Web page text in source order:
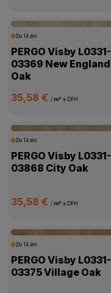
Do 14 dní
PERGO Visby L0331-
03369 New England
Oak
35,58 €/ m² s DPH
Do 14 dní
PERGO Visby L0331-
03868 City Oak
35,58 €/ m² s DPH
Do 14 dní
PERGO Visby L0331-
03375 Village Oak